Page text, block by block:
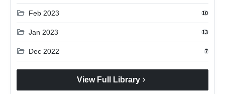
folder_open Feb 2023 10
folder_open Jan 2023 13
folder_open Dec 2022 7
View Full Library chevron_right